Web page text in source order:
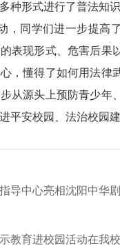
种形式进行了普法知识
同学们进一步提高
表现形式、危害后果
，懂得了如何用法律
从源头上预防青少年
平安校园、法治校园
导中心亮相沈阳中华
教育进校园活动在我